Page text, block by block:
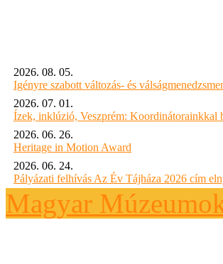
2026. 08. 05.
Igényre szabott változás- és
2026. 07. 01.
Ízek, inklúzió, Veszprém: Koordinátorainkkal
2026. 06. 26.
Heritage in Motion Award
2026. 06. 24.
Pályázati felhívás Az Év Tájháza 2026 cím
Magyar